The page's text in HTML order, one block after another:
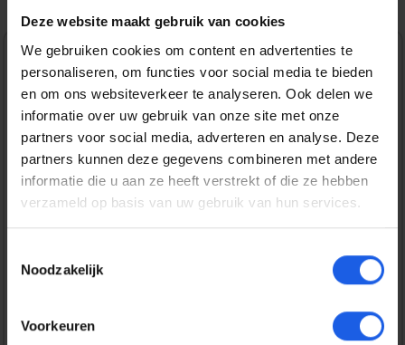
Deze website maakt gebruik van cookies
We gebruiken cookies om content en advertenties te
personaliseren, om functies voor social media te bieden
en om ons websiteverkeer te analyseren. Ook delen we
informatie over uw gebruik van onze site met onze
partners voor social media, adverteren en analyse. Deze
partners kunnen deze gegevens combineren met andere
informatie die u aan ze heeft verstrekt of die ze hebben
verzameld op basis van uw gebruik van hun services.
Noodzakelijk
Voorkeuren
Normale prijs:
€ 39,99
Prijzen incl. BTW en excl. verzendkosten
Bestel nu
Samsung
Gratis verzending vanaf € 25,-